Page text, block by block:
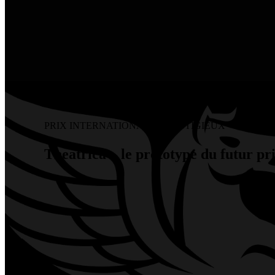
PRIX INTERNATIONAUX PRESTIGIEUX
Theatrica – le prototype du futur